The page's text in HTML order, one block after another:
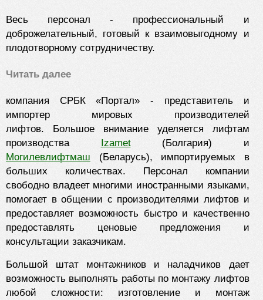
Весь персонал - профессиональный и
доброжелательный, готовый к взаимовыгодному и
плодотворному сотрудничеству.
Читать далее
компания СРБК «Портал» - представитель и
импортер мировых производителей
лифтов. Большое внимание уделяется лифтам
производства Izamet(Болгария) и
Могилевлифтмаш (Беларусь), импортируемых в
больших количествах. Персонал компании
свободно владеет многими иностранными языками,
помогает в общении с производителями лифтов и
предоставляет возможность быстро и качественно
предоставлять ценовые предложения и
консультации заказчикам.
Большой штат монтажников и наладчиков дает
возможность выполнять работы по монтажу лифтов
любой сложности: изготовление и монтаж